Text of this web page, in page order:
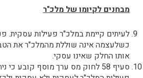
מבחנים לקיומו של מלכ"ר
לעיתים קיימת במלכ"ר פעילות עסקית.
כשלעצמה אינה שוללת מהמלכ"ר את
אותו החלק שאינו עסקי.
סעיף 58 לחוק מס ערך מוסף קובע